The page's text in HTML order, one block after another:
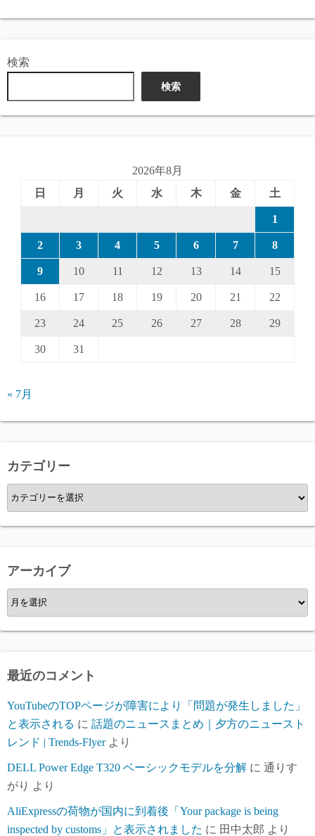
検索
検索
2026年8月
日
月 火 水 木 金 土
1
2 3 4 5 6 7 8
9 10 11 12 13 14 15
16 17 18 19 20 21 22
23 24 25 26 27 28 29
30 31
« 7月
カテゴリー
カ
テ
ゴ
ー
アーカイブ
ア
ー
カ
ブ
最近のコメント
YouTubeのTOPページが障害により「問題が発生しました」
と表示される に 話題のニュースまとめ｜夕方のニュースト
レンド | Trends-Flyerより
DELL Power Edge T320 ベーシックモデルを分解 に 通りす
がり より
AliExpressの荷物が国内に到着後「Your package is being
inspected by customs」と表示されました に 田中太郎 より